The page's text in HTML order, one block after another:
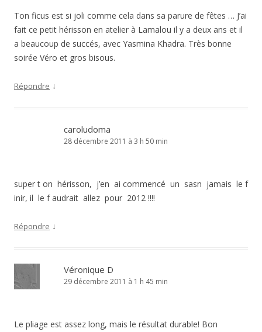
Ton ficus est si joli comme cela dans sa parure de fêtes … J’ai
fait ce petit hérisson en atelier à Lamalou il y a deux ans et il
a beaucoup de succés, avec Yasmina Khadra. Très bonne
soirée Véro et gros bisous.
Répondre ↓
caroludoma
28 décembre 2011 à 3 h 50 min
super t on hérisson, j’en ai commencé un sasn jamais le f
inir, il le f audrait allez pour 2012 !!!!
Répondre ↓
Véronique D
29 décembre 2011 à 1 h 45 min
Le pliage est assez long, mais le résultat durable! Bon